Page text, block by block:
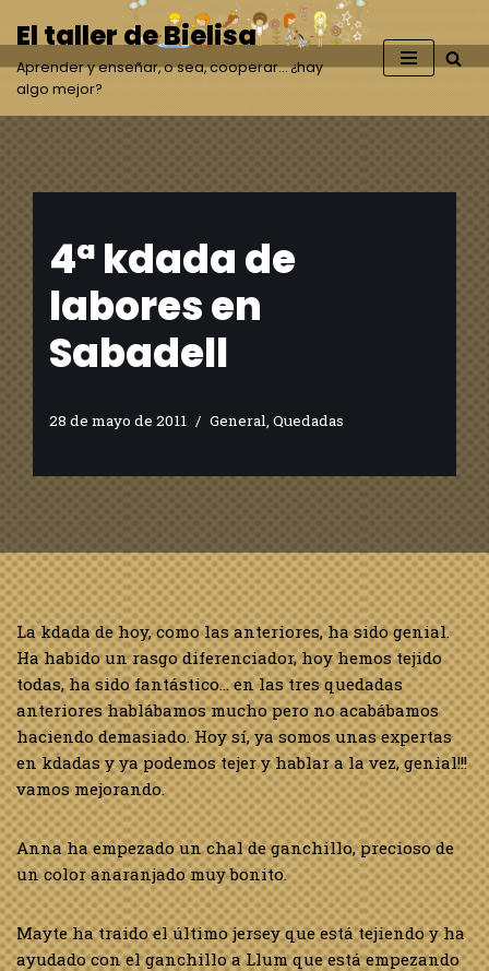
Saltar
al
contenido
El taller de Bielisa
Aprender y enseñar, o sea, cooperar… ¿hay
algo mejor?
4ª kdada de
labores en
Sabadell
28 de mayo de 2011 General, Quedadas
La kdada de hoy, como las anteriores, ha sido genial.
Ha habido un rasgo diferenciador, hoy hemos tejido
todas, ha sido fantástico… en las tres quedadas
anteriores hablábamos mucho pero no acabábamos
haciendo demasiado. Hoy sí, ya somos unas expertas
en kdadas y ya podemos tejer y hablar a la vez, genial!!!
vamos mejorando.
Anna ha empezado un chal de ganchillo, precioso de
un color anaranjado muy bonito.
Mayte ha traido el último jersey que está tejiendo y ha
ayudado con el ganchillo a Llum que está empezando